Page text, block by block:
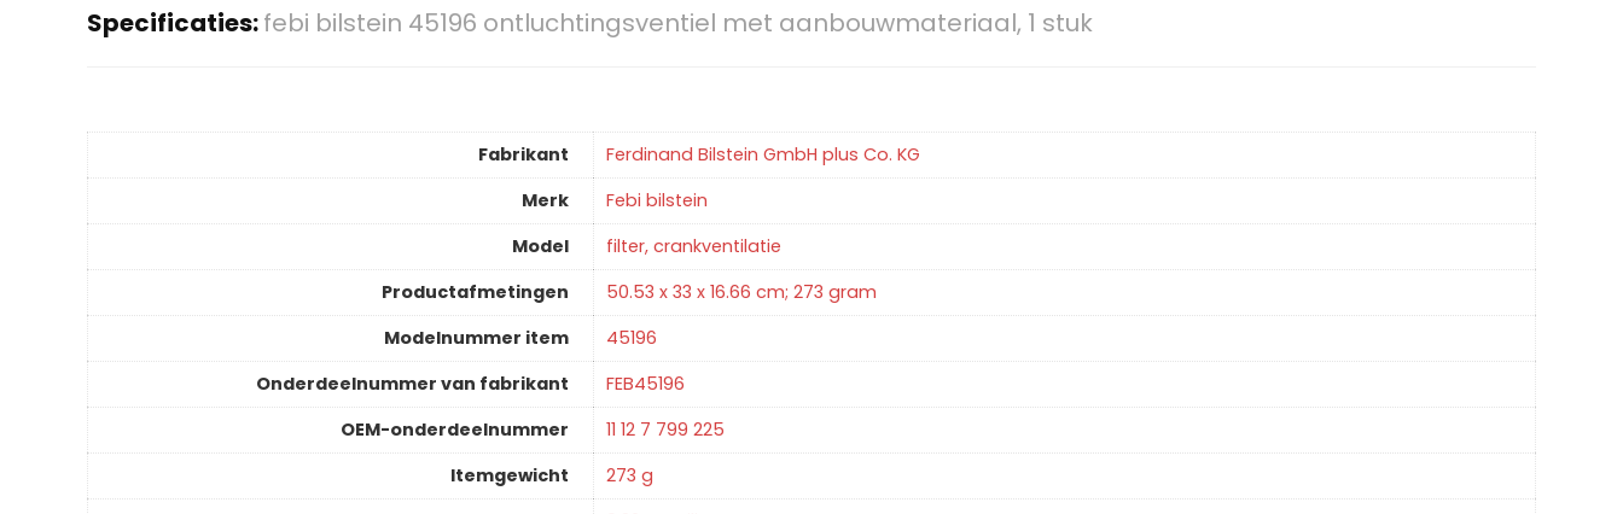
Specificaties:febi bilstein 45196 ontluchtingsventiel met aanbouwmateriaal, 1 stuk
Fabrikant
‎Ferdinand Bilstein GmbH plus Co. KG
Merk
‎Febi bilstein
Model
‎filter, crankventilatie
Productafmetingen
‎50.53 x 33 x 16.66 cm; 273 gram
Modelnummer item
‎45196
Onderdeelnummer van fabrikant
‎FEB45196
OEM-onderdeelnummer
‎11 12 7 799 225
Itemgewicht
‎273 g